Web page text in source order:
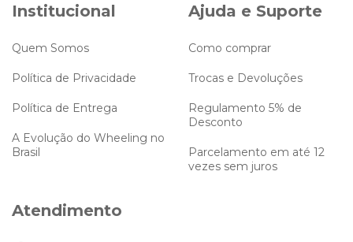
Institucional
Quem Somos
Política de Privacidade
Política de Entrega
A Evolução do Wheeling no
Brasil
Ajuda e Suporte
Como comprar
Trocas e Devoluções
Regulamento 5% de
Desconto
Parcelamento em até 12
vezes sem juros
Atendimento